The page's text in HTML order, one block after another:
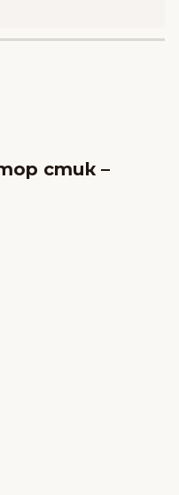
стик –